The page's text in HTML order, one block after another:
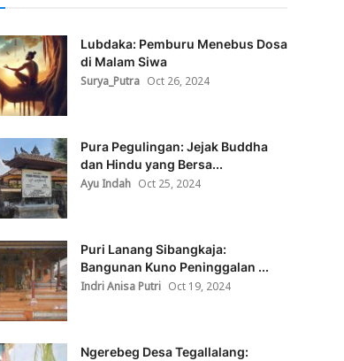
Lubdaka: Pemburu Menebus Dosa
di Malam Siwa
Surya_Putra Oct 26, 2024
Pura Pegulingan: Jejak Buddha
dan Hindu yang Bersa...
Ayu Indah Oct 25, 2024
Puri Lanang Sibangkaja:
Bangunan Kuno Peninggalan ...
Indri Anisa Putri Oct 19, 2024
Ngerebeg Desa Tegallalang: